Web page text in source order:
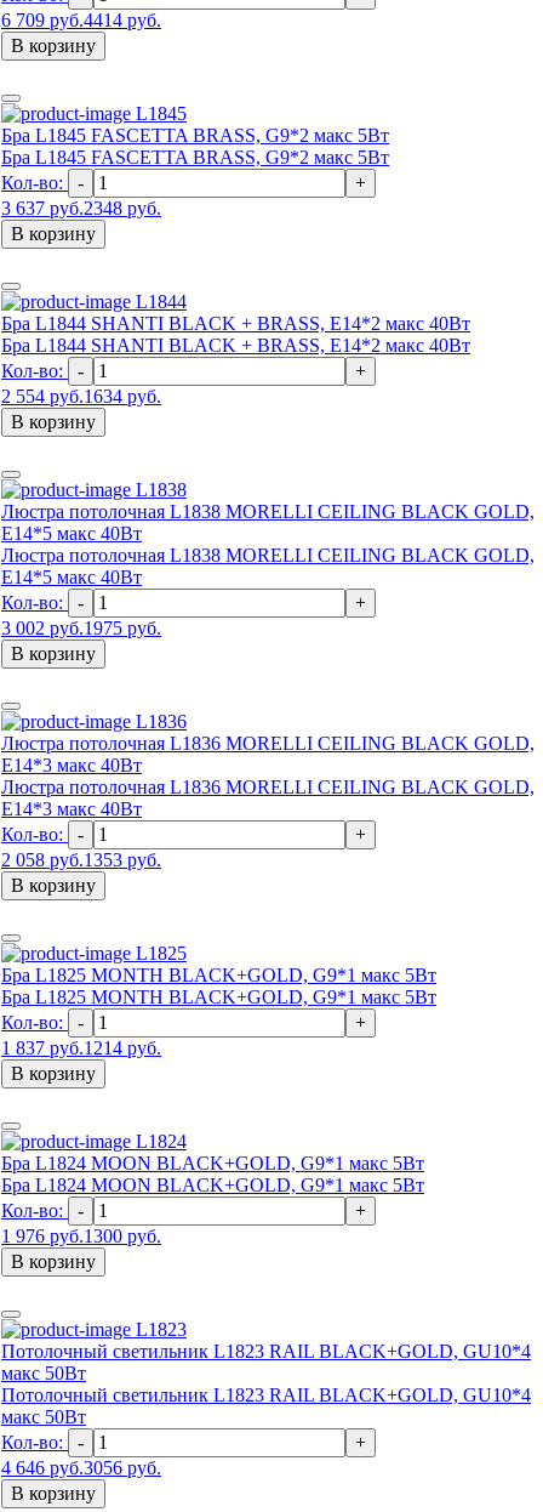
6 709 руб.4414 руб.
В корзину
L1845
Бра L1845 FASCETTA BRASS, G9*2 макс 5Вт
Бра L1845 FASCETTA BRASS, G9*2 макс 5Вт
Кол-во:
-
+
3 637 руб.2348 руб.
В корзину
L1844
Бра L1844 SHANTI BLACK + BRASS, Е14*2 макс 40Вт
Бра L1844 SHANTI BLACK + BRASS, Е14*2 макс 40Вт
Кол-во:
-
+
2 554 руб.1634 руб.
В корзину
L1838
Люстра потолочная L1838 MORELLI CEILING BLACK GOLD,
E14*5 макс 40Вт
Люстра потолочная L1838 MORELLI CEILING BLACK GOLD,
E14*5 макс 40Вт
Кол-во:
-
+
3 002 руб.1975 руб.
В корзину
L1836
Люстра потолочная L1836 MORELLI CEILING BLACK GOLD,
E14*3 макс 40Вт
Люстра потолочная L1836 MORELLI CEILING BLACK GOLD,
E14*3 макс 40Вт
Кол-во:
-
+
2 058 руб.1353 руб.
В корзину
L1825
Бра L1825 MONTH BLACK+GOLD, G9*1 макс 5Вт
Бра L1825 MONTH BLACK+GOLD, G9*1 макс 5Вт
Кол-во:
-
+
1 837 руб.1214 руб.
В корзину
L1824
Бра L1824 MOON BLACK+GOLD, G9*1 макс 5Вт
Бра L1824 MOON BLACK+GOLD, G9*1 макс 5Вт
Кол-во:
-
+
1 976 руб.1300 руб.
В корзину
L1823
Потолочный светильник L1823 RAIL BLACK+GOLD, GU10*4
макс 50Вт
Потолочный светильник L1823 RAIL BLACK+GOLD, GU10*4
макс 50Вт
Кол-во:
-
+
4 646 руб.3056 руб.
В корзину